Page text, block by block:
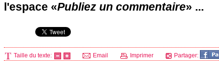
l'espace «Publiez un commentaire» ...
Taille du texte: Email Imprimer Partager: